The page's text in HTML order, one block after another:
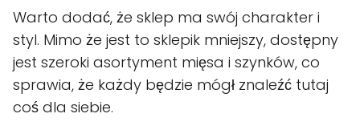
Warto dodać, że sklep ma swój charakter i
styl. Mimo że jest to sklepik mniejszy, dostępny
jest szeroki asortyment mięsa i szynków, co
sprawia, że każdy będzie mógł znaleźć tutaj
coś dla siebie.